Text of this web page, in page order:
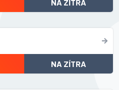
NA ZÍTRA
NA ZÍTRA